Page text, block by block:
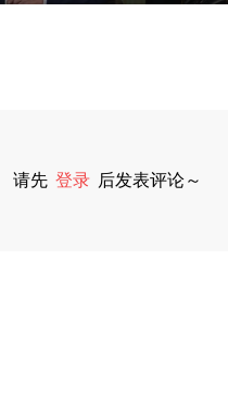
请先 登录 后发表评论～